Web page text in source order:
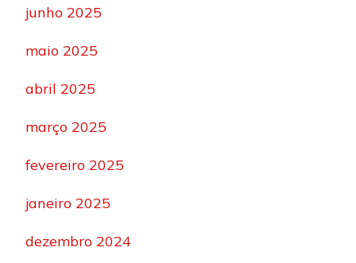
junho 2025
maio 2025
abril 2025
março 2025
fevereiro 2025
janeiro 2025
dezembro 2024